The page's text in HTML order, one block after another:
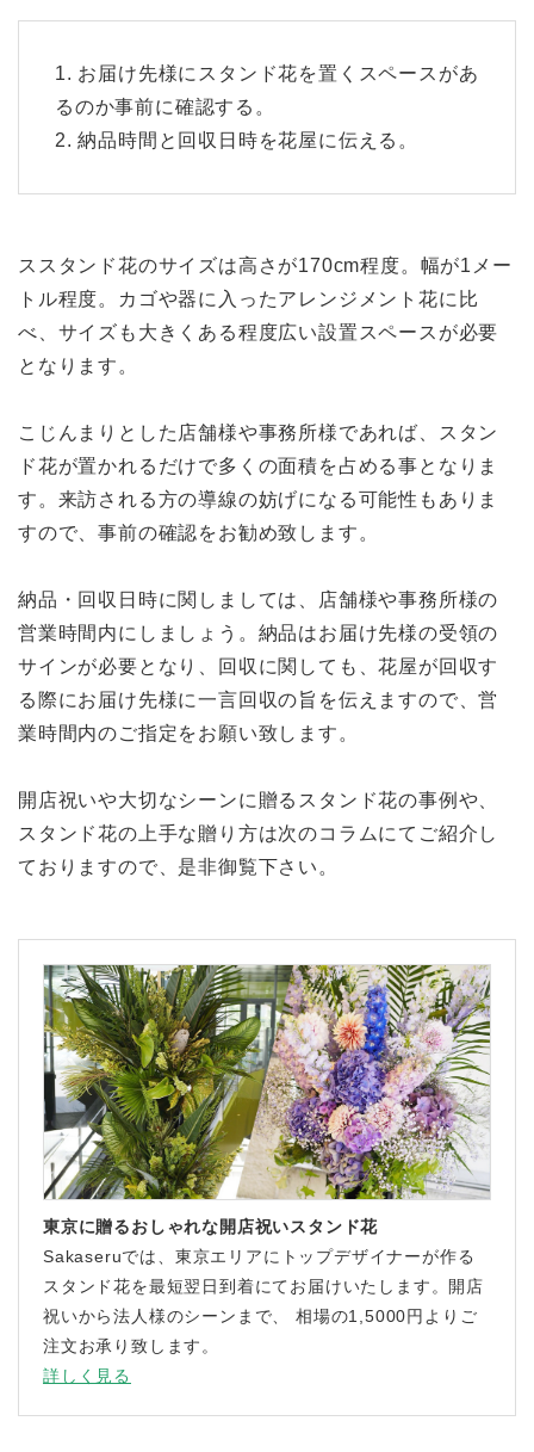
1. お届け先様にスタンド花を置くスペースがあ
るのか事前に確認する。
2. 納品時間と回収日時を花屋に伝える。
ススタンド花のサイズは高さが170cm程度。幅が1メー
トル程度。カゴや器に入ったアレンジメント花に比
べ、サイズも大きくある程度広い設置スペースが必要
となります。
こじんまりとした店舗様や事務所様であれば、スタン
ド花が置かれるだけで多くの面積を占める事となりま
す。来訪される方の導線の妨げになる可能性もありま
すので、事前の確認をお勧め致します。
納品・回収日時に関しましては、店舗様や事務所様の
営業時間内にしましょう。納品はお届け先様の受領の
サインが必要となり、回収に関しても、花屋が回収す
る際にお届け先様に一言回収の旨を伝えますので、営
業時間内のご指定をお願い致します。
開店祝いや大切なシーンに贈るスタンド花の事例や、
スタンド花の上手な贈り方は次のコラムにてご紹介し
ておりますので、是非御覧下さい。
東京に贈るおしゃれな開店祝いスタンド花
Sakaseruでは、東京エリアにトップデザイナーが作る
スタンド花を最短翌日到着にてお届けいたします。開店
祝いから法人様のシーンまで、 相場の1,5000円よりご
注文お承り致します。
詳しく見る